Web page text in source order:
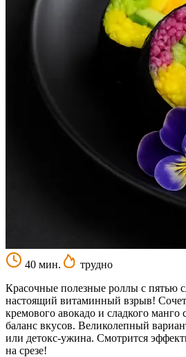
40 мин.
трудно
Красочные полезные роллы с пятью
настоящий витаминный взрыв!
кремового авокадо и сладкого манго
баланс вкусов. Великолепный
или детокс-ужина. Смотрится
на срезе!